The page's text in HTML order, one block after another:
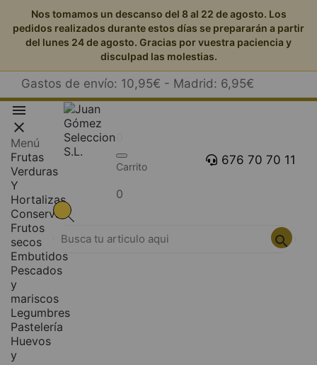
Nos tomamos un descanso del 8 al 22 de agosto. Los
pedidos realizados durante estos días se prepararán a partir
del lunes 24 de agosto. Gracias por vuestra paciencia y
disculpad las molestias.
Gastos de envío: 10,95€ - Madrid: 6,95€
676 70 70 11


Menú
Frutas
Verduras
Y
Hortalizas
Conservas
Frutos
secos
Embutidos
Pescados
y
mariscos
Legumbres
Pastelería
Huevos
y
Carrito
0
